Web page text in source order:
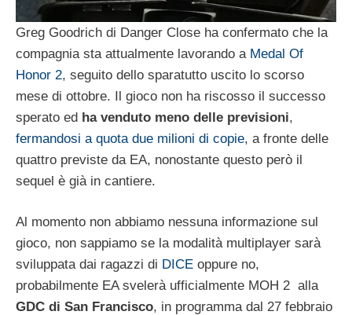
Greg Goodrich di Danger Close ha confermato che la
compagnia sta attualmente lavorando a Medal Of
Honor 2, seguito dello sparatutto uscito lo scorso
mese di ottobre. Il gioco non ha riscosso il successo
sperato ed ha venduto meno delle previsioni,
fermandosi a quota due milioni di copie, a fronte delle
quattro previste da EA, nonostante questo però il
sequel è già in cantiere.
Al momento non abbiamo nessuna informazione sul
gioco, non sappiamo se la modalità multiplayer sarà
sviluppata dai ragazzi di DICE oppure no,
probabilmente EA svelerà ufficialmente MOH 2 alla
GDC di San Francisco, in programma dal 27 febbraio